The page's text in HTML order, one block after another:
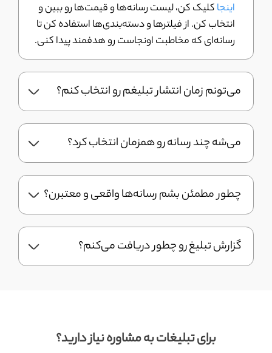
اینجاکلیک کن، لیست رسانه‌ها و قیمت‌ها رو ببین و
انتخاب کن. از فیلترها و دسته‌بندی‌ها استفاده کن تا
رسانه‌ای که مخاطبت اونجاست رو هدفمند پیدا کنی.
می‌تونم زمان انتشار تبلیغم رو انتخاب کنم؟
می‌شه چند رسانه رو همزمان انتخاب کرد؟
چطور مطمئن بشم رسانه‌ها واقعی و معتبرن؟
گزارش تبلیغ رو چطور دریافت می‌کنم؟
برای تبلیغات به مشاوره نیاز دارید؟